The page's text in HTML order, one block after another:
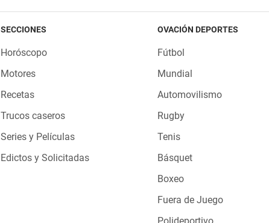
SECCIONES
Horóscopo
Motores
Recetas
Trucos caseros
Series y Películas
Edictos y Solicitadas
OVACIÓN DEPORTES
Fútbol
Mundial
Automovilismo
Rugby
Tenis
Básquet
Boxeo
Fuera de Juego